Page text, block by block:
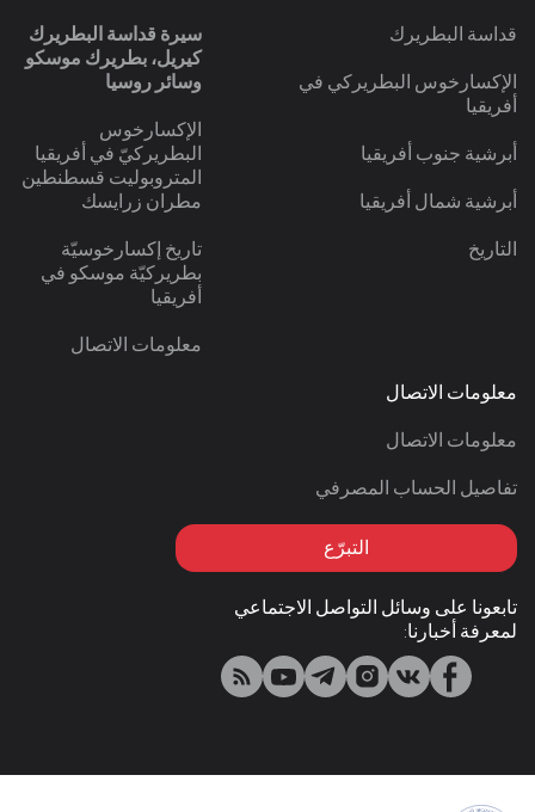
قداسة البطريرك
الإكسارخوس البطريركي في
أفريقيا
أبرشية جنوب أفريقيا
أبرشية شمال أفريقيا
التاريخ
سيرة قداسة البطريرك
كيريل، بطريرك موسكو
وسائر روسيا
الإكسارخوس
البطريركيّ في أفريقيا
المتروبوليت قسطنطين
مطران زرايسك
تاريخ إكسارخوسيّة
بطريركيّة موسكو في
أفريقيا
معلومات الاتصال
معلومات الاتصال
معلومات الاتصال
تفاصيل الحساب المصرفي
التبرّع
تابعونا على وسائل التواصل الاجتماعي
لمعرفة أخبارنا: